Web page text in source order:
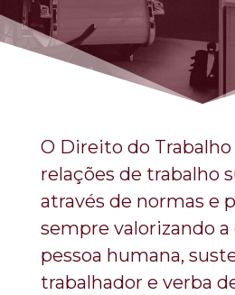
O Direito do
relações de trabalho
através de normas e
sempre valorizando
pessoa humana,
trabalhador e verba